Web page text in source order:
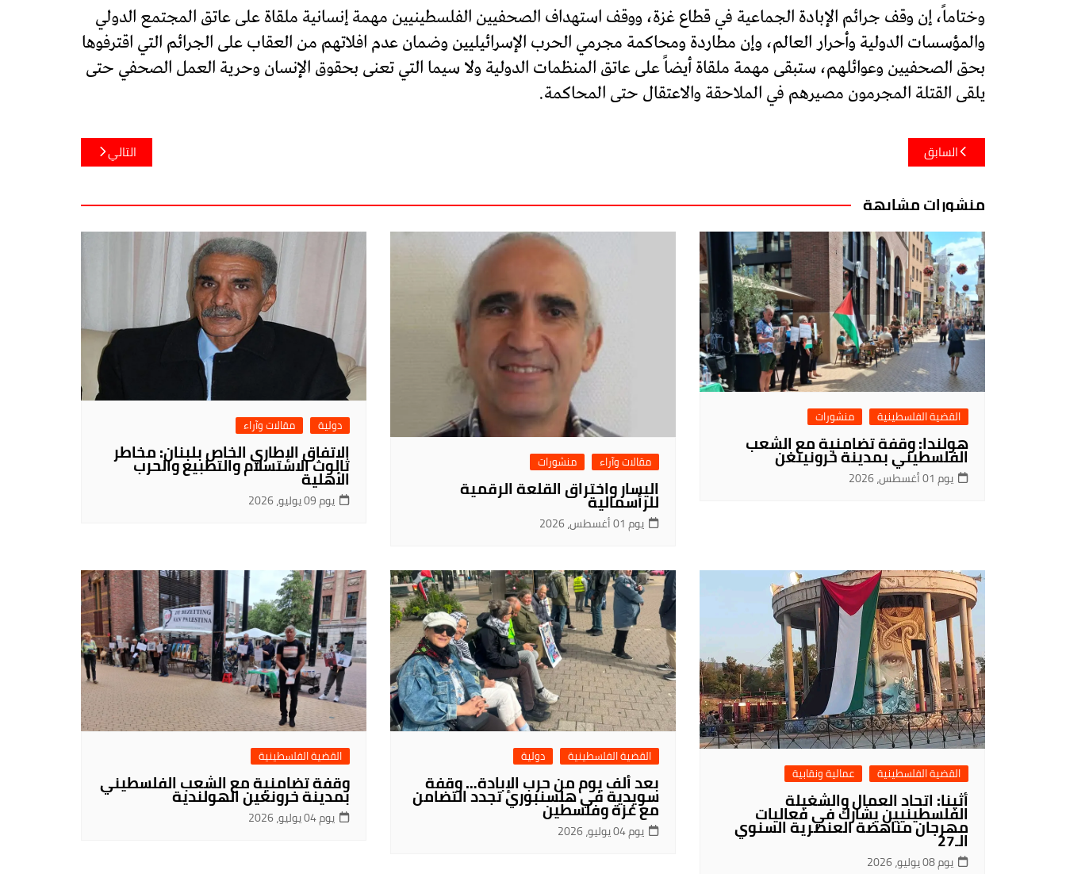
وختاماً، إن وقف جرائم الإبادة الجماعية في قطاع غزة، ووقف استهداف الصحفيين الفلسطينيين مهمة إنسانية ملقاة على عاتق المجتمع الدولي
والمؤسسات الدولية وأحرار العالم، وإن مطاردة ومحاكمة مجرمي الحرب الإسرائيليين وضمان عدم افلاتهم من العقاب على الجرائم التي اقترفوها
بحق الصحفيين وعوائلهم، ستبقى مهمة ملقاة أيضاً على عاتق المنظمات الدولية ولا سيما التي تعنى بحقوق الإنسان وحرية العمل الصحفي حتى
يلقى القتلة المجرمون مصيرهم في الملاحقة والاعتقال حتى المحاكمة.
تصفّح
المقالات
السابق التالي
منشورات مشابهة
القضية الفلسطينية منشورات
هولندا: وقفة تضامنية مع الشعب
الفلسطيني بمدينة خرونينغن
يوم 01 أغسطس، 2026
مقالات وآراء منشورات
اليسار واختراق القلعة الرقمية
للرأسمالية
يوم 01 أغسطس، 2026
دولية مقالات وآراء
الاتفاق الإطاري الخاص بلبنان: مخاطر
ثالوث الاستسلام والتطبيع والحرب
الأهلية
يوم 09 يوليو، 2026
القضية الفلسطينية عمالية ونقابية
أثينا: اتحاد العمال والشغيلة
الفلسطينيين يشارك في فعاليات
مهرجان مناهضة العنصرية السنوي
الـ27
يوم 08 يوليو، 2026
القضية الفلسطينية دولية
بعد ألف يوم من حرب الإبادة… وقفة
سويدية في هلسنبوري تجدد التضامن
مع غزة وفلسطين
يوم 04 يوليو، 2026
القضية الفلسطينية
وقفة تضامنية مع الشعب الفلسطيني
بمدينة خرونغين الهولندية
يوم 04 يوليو، 2026